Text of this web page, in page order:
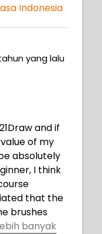
I
Indonesia
yang lalu
and if
of my
absolutely
I think
that the
brushes
banyak